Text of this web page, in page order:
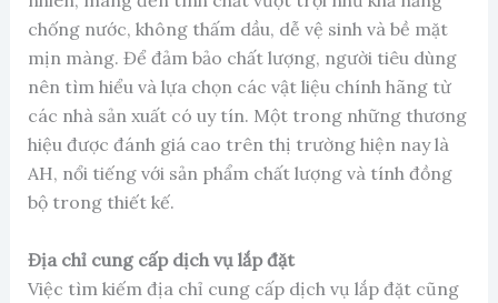
chống nước, không thấm dầu, dễ vệ sinh và bề mặt
mịn màng. Để đảm bảo chất lượng, người tiêu dùng
nên tìm hiểu và lựa chọn các vật liệu chính hãng từ
các nhà sản xuất có uy tín. Một trong những thương
hiệu được đánh giá cao trên thị trường hiện nay là
AH, nổi tiếng với sản phẩm chất lượng và tính đồng
bộ trong thiết kế.
Địa chỉ cung cấp dịch vụ lắp đặt
Việc tìm kiếm địa chỉ cung cấp dịch vụ lắp đặt cũng